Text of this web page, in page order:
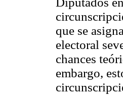
que se
electoral
chances
embargo,